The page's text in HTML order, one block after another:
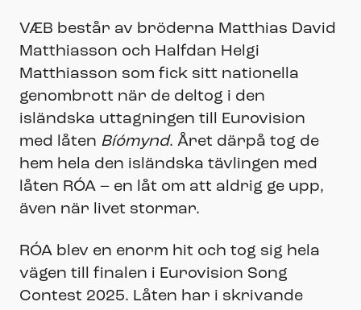
VÆB består av bröderna Matthias David
Matthiasson och Halfdan Helgi
Matthiasson som fick sitt nationella
genombrott när de deltog i den
isländska uttagningen till Eurovision
med låten Bíómynd. Året därpå tog de
hem hela den isländska tävlingen med
låten RÓA – en låt om att aldrig ge upp,
även när livet stormar.
RÓA blev en enorm hit och tog sig hela
vägen till finalen i Eurovision Song
Contest 2025. Låten har i skrivande